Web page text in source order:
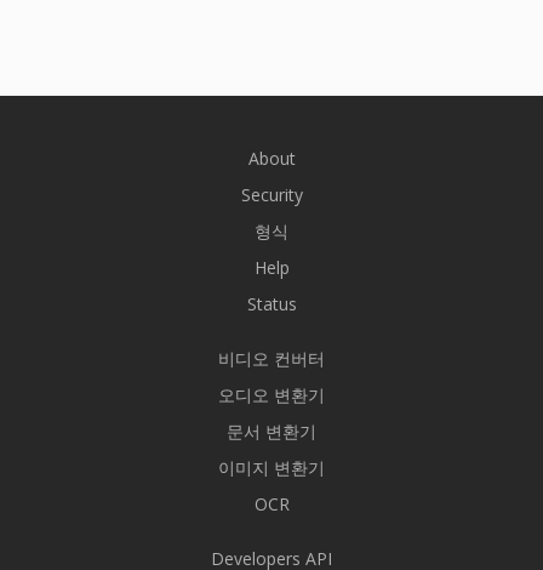
About
Security
형식
Help
Status
비디오 컨버터
오디오 변환기
문서 변환기
이미지 변환기
OCR
Developers API